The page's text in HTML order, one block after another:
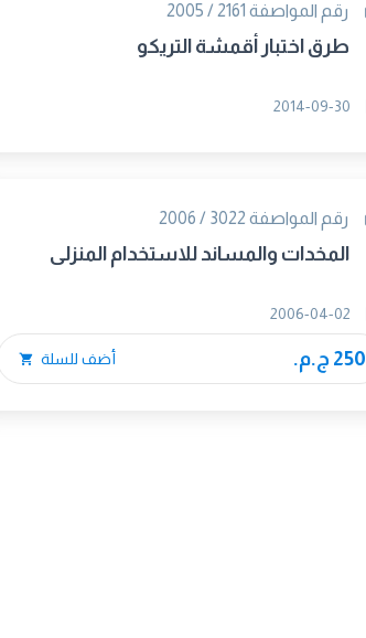
رقم المواصفة 2161 / 2005
طرق اختبار أقمشة التريكو
رقم المواصفة 3022 / 2006
المخدات والمساند للاستخدام المنزلى
250 ج.م. أضف للسلة